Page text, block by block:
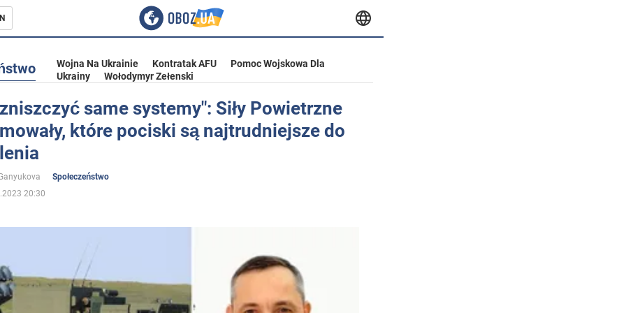
Ukrainie
Wojna Na Ukrainie Kontratak AFU
Pomoc Wojskowa Dla
Ukrainy
Wołodymyr Zełenski
same systemy": Siły Powietrzne
które pociski są najtrudniejsze do
Społeczeństwo
20:30